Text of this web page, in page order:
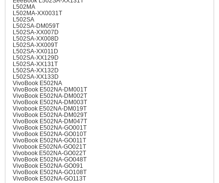
L502MA
L502MA-XX0031T
L502SA
L502SA-DM059T
L502SA-XX007D
L502SA-XX008D
L502SA-XX009T
L502SA-XX011D
L502SA-XX129D
L502SA-XX131T
L502SA-XX132D
L502SA-XX133D
VivoBook E502NA
VivoBook E502NA-DM001T
VivoBook E502NA-DM002T
VivoBook E502NA-DM003T
Vivobook E502NA-DM019T
VivoBook E502NA-DM029T
VivoBook E502NA-DM047T
VivoBook E502NA-GO001T
VivoBook E502NA-GO010T
VivoBook E502NA-GO011T
Vivobook E502NA-GO021T
Vivobook E502NA-GO022T
VivoBook E502NA-GO048T
VivoBook E502NA-GO091
VivoBook E502NA-GO108T
VivoBook E502NA-GO113T